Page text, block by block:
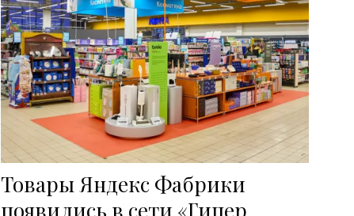
Товары Яндекс Фабрики
появились в сети «Гипер